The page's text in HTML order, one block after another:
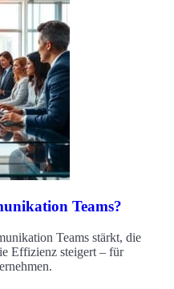
Teams?
Teams stärkt, die
Effizienz steigert – für